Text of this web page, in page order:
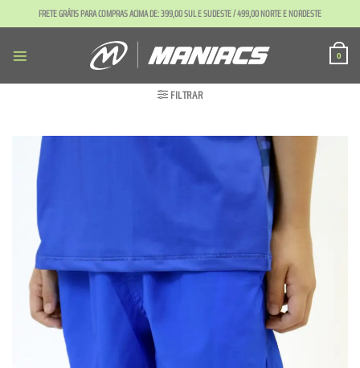
FRETE GRÁTIS PARA COMPRAS ACIMA DE: 399,00 SUL E SUDESTE / 499,00 NORTE E NORDESTE
0
FILTRAR